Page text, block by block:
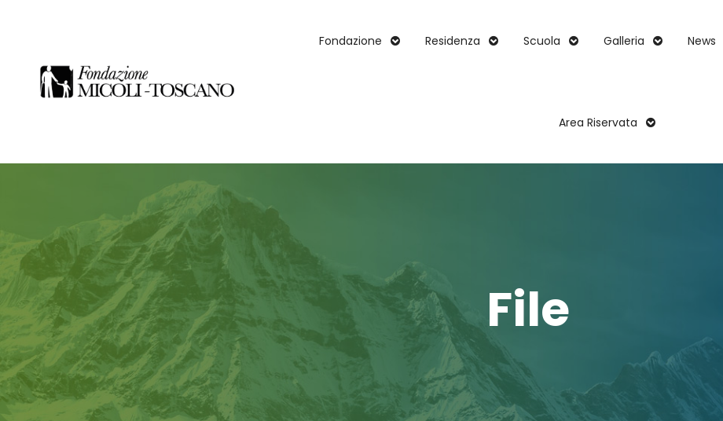
Fondazione Residenza Scuola Galleria News
Area Riservata
File